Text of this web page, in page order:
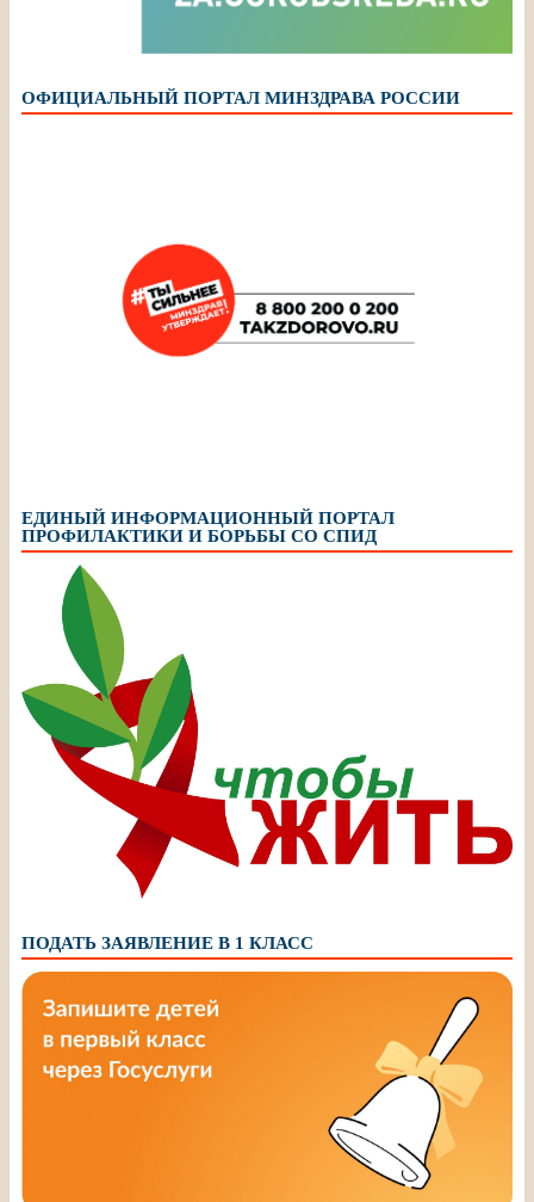
ОФИЦИАЛЬНЫЙ ПОРТАЛ МИНЗДРАВА РОССИИ
ЕДИНЫЙ ИНФОРМАЦИОННЫЙ ПОРТАЛ
ПРОФИЛАКТИКИ И БОРЬБЫ СО СПИД
ПОДАТЬ ЗАЯВЛЕНИЕ В 1 КЛАСС